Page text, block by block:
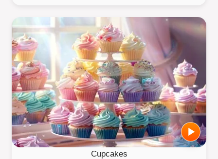
Cupcakes